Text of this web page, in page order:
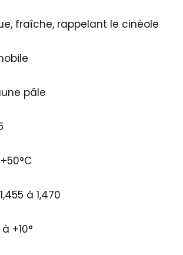
fraîche, rappelant le cinéole
pâle
à 1,470
+10°